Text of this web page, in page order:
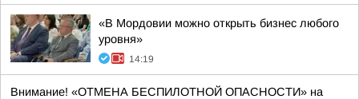
«В Мордовии можно открыть бизнес любого
уровня»
14:19
Внимание! «ОТМЕНА БЕСПИЛОТНОЙ ОПАСНОСТИ» на